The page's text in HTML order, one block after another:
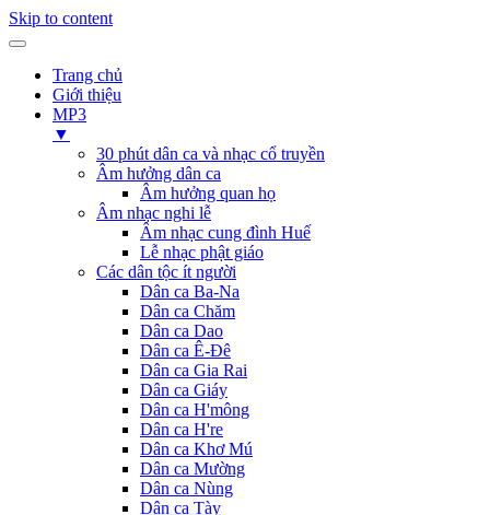
Skip to content
Trang chủ
Giới thiệu
MP3
▼
30 phút dân ca và nhạc cổ truyền
Âm hưởng dân ca
Âm hưởng quan họ
Âm nhạc nghi lễ
Âm nhạc cung đình Huế
Lễ nhạc phật giáo
Các dân tộc ít người
Dân ca Ba-Na
Dân ca Chăm
Dân ca Dao
Dân ca Ê-Đê
Dân ca Gia Rai
Dân ca Giáy
Dân ca H'mông
Dân ca H're
Dân ca Khơ Mú
Dân ca Mường
Dân ca Nùng
Dân ca Tày